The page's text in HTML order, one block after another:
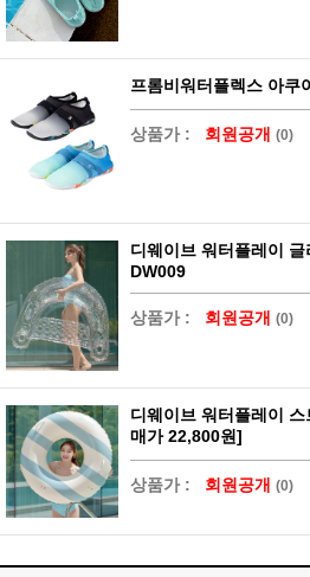
프롬비워터플렉스 아쿠
상품가 : 회원공개 (0)
디웨이브 워터플레이
DW009
상품가 : 회원공개 (0)
디웨이브 워터플레이
매가 22,800원]
상품가 : 회원공개 (0)